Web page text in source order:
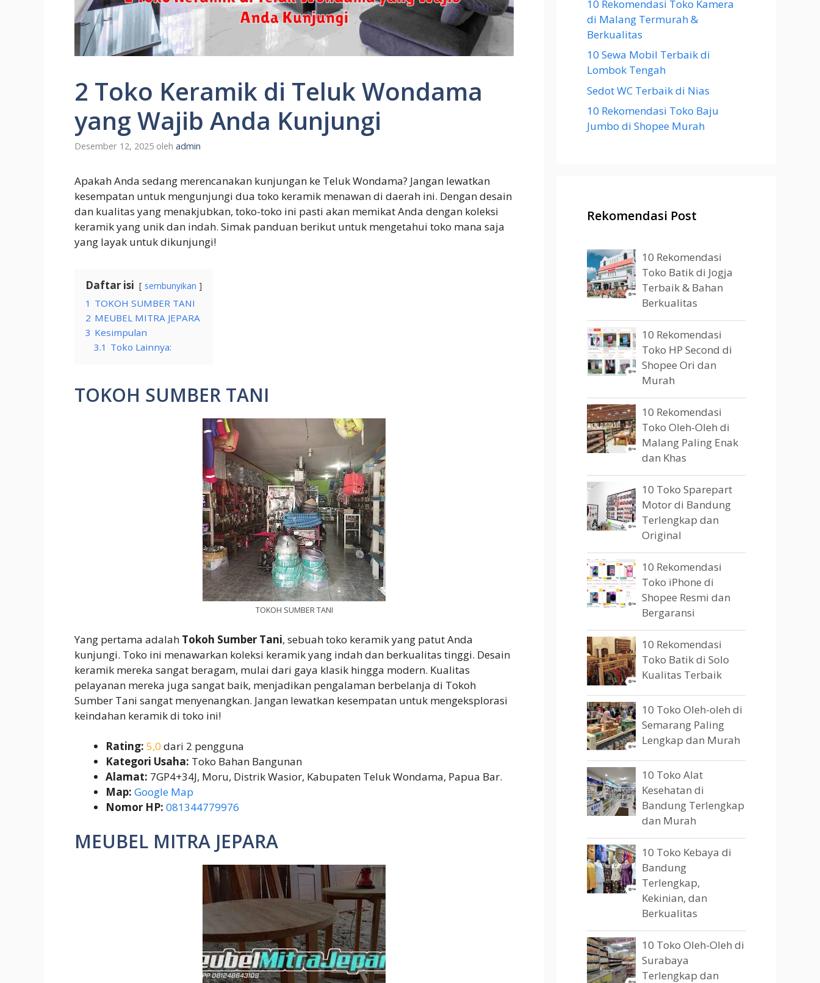
2 Toko Keramik di Teluk Wondama
yang Wajib Anda Kunjungi
Desember 12, 2025 oleh admin
Apakah Anda sedang merencanakan kunjungan ke Teluk Wondama? Jangan lewatkan
kesempatan untuk mengunjungi dua toko keramik menawan di daerah ini. Dengan desain
dan kualitas yang menakjubkan, toko-toko ini pasti akan memikat Anda dengan koleksi
keramik yang unik dan indah. Simak panduan berikut untuk mengetahui toko mana saja
yang layak untuk dikunjungi!
Daftar isi sembunyikan
1 TOKOH SUMBER TANI
2 MEUBEL MITRA JEPARA
3 Kesimpulan
3.1 Toko Lainnya:
TOKOH SUMBER TANI
TOKOH SUMBER TANI
Yang pertama adalah Tokoh Sumber Tani, sebuah toko keramik yang patut Anda
kunjungi. Toko ini menawarkan koleksi keramik yang indah dan berkualitas tinggi. Desain
keramik mereka sangat beragam, mulai dari gaya klasik hingga modern. Kualitas
pelayanan mereka juga sangat baik, menjadikan pengalaman berbelanja di Tokoh
Sumber Tani sangat menyenangkan. Jangan lewatkan kesempatan untuk mengeksplorasi
keindahan keramik di toko ini!
Rating: 5,0 dari 2 pengguna
Kategori Usaha: Toko Bahan Bangunan
Alamat: 7GP4+34J, Moru, Distrik Wasior, Kabupaten Teluk Wondama, Papua Bar.
Map: Google Map
Nomor HP: 081344779976
MEUBEL MITRA JEPARA
10 Rekomendasi Toko Kamera
di Malang Termurah &
Berkualitas
10 Sewa Mobil Terbaik di
Lombok Tengah
Sedot WC Terbaik di Nias
10 Rekomendasi Toko Baju
Jumbo di Shopee Murah
Rekomendasi Post
10 Rekomendasi
Toko Batik di Jogja
Terbaik & Bahan
Berkualitas
10 Rekomendasi
Toko HP Second di
Shopee Ori dan
Murah
10 Rekomendasi
Toko Oleh-Oleh di
Malang Paling Enak
dan Khas
10 Toko Sparepart
Motor di Bandung
Terlengkap dan
Original
10 Rekomendasi
Toko iPhone di
Shopee Resmi dan
Bergaransi
10 Rekomendasi
Toko Batik di Solo
Kualitas Terbaik
10 Toko Oleh-oleh di
Semarang Paling
Lengkap dan Murah
10 Toko Alat
Kesehatan di
Bandung Terlengkap
dan Murah
10 Toko Kebaya di
Bandung
Terlengkap,
Kekinian, dan
Berkualitas
10 Toko Oleh-Oleh di
Surabaya
Terlengkap dan